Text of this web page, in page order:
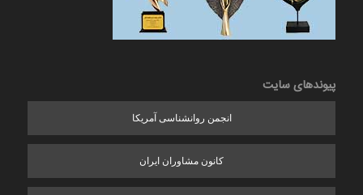
پیوندهای سایت
انجمن روانشناسی آمریکا
کانون مشاوران ایران